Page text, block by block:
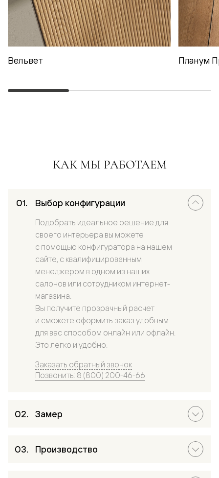
Вельвет Планум
КАК МЫ РАБОТАЕМ
Выбор конфигурации
Подобрать идеальное решение для
своего интерьера вы можете
с помощью конфигуратора на нашем
сайте, с квалифицированным
менеджером в одном из наших
салонов или сотрудником интернет-
магазина.
Вы получите прозрачный расчет
и сможете оформить заказ удобным
для вас способом онлайн или офлайн.
Это легко и удобно.
Заказать обратный звонок
Позвонить: 8 (800) 200-46-66
Замер
Производство